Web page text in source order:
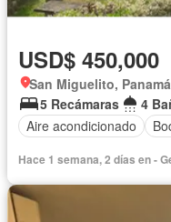
USD$ 450,000
San Miguelito, Panamá
5 Recámaras
4
Aire acondicionado
Hace 1 semana, 2 días en -